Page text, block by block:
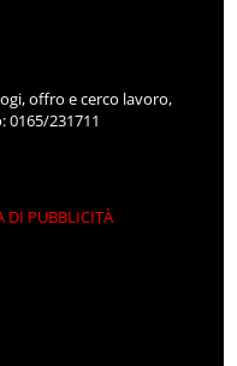
offro e cerco lavoro,
231711
DI PUBBLICITÀ